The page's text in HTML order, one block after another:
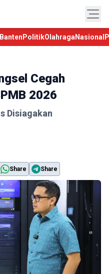
PolitikOlahraga Nasional
Cegah
2026
Disiagakan
Share Share